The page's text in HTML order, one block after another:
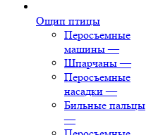
Ощип птицы
Перосъемные
машины —
Шпарчаны —
Перосъемные
насадки —
Бильные пальцы
—